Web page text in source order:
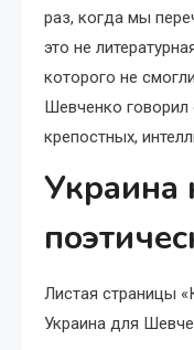
раз, когда мы
это не
которого не
Шевченко говорил
крепостных,
Украина
Листая страницы
Украина для